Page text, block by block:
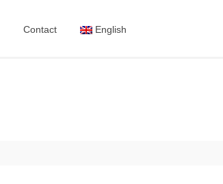
Contact English